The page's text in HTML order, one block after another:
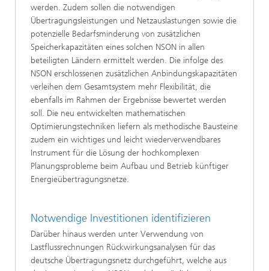
werden. Zudem sollen die notwendigen
Übertragungsleistungen und Netzauslastungen sowie die
potenzielle Bedarfsminderung von zusätzlichen
Speicherkapazitäten eines solchen NSON in allen
beteiligten Ländern ermittelt werden. Die infolge des
NSON erschlossenen zusätzlichen Anbindungskapazitäten
verleihen dem Gesamtsystem mehr Flexibilität, die
ebenfalls im Rahmen der Ergebnisse bewertet werden
soll. Die neu entwickelten mathematischen
Optimierungstechniken liefern als methodische Bausteine
zudem ein wichtiges und leicht wiederverwendbares
Instrument für die Lösung der hochkomplexen
Planungsprobleme beim Aufbau und Betrieb künftiger
Energieübertragungsnetze.
Notwendige Investitionen identifizieren
Darüber hinaus werden unter Verwendung von
Lastflussrechnungen Rückwirkungsanalysen für das
deutsche Übertragungsnetz durchgeführt, welche aus